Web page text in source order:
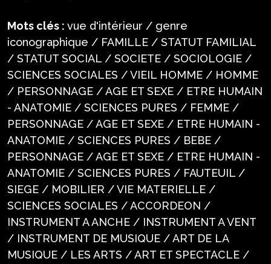
Mots clés : vue d'intérieur / genre
iconographique / FAMILLE / STATUT FAMILIAL
/ STATUT SOCIAL / SOCIETE / SOCIOLOGIE /
SCIENCES SOCIALES / VIEIL HOMME / HOMME
/ PERSONNAGE / AGE ET SEXE / ETRE HUMAIN
- ANATOMIE / SCIENCES PURES / FEMME /
PERSONNAGE / AGE ET SEXE / ETRE HUMAIN -
ANATOMIE / SCIENCES PURES / BEBE /
PERSONNAGE / AGE ET SEXE / ETRE HUMAIN -
ANATOMIE / SCIENCES PURES / FAUTEUIL /
SIEGE / MOBILIER / VIE MATERIELLE /
SCIENCES SOCIALES / ACCORDEON /
INSTRUMENT A ANCHE / INSTRUMENT A VENT
/ INSTRUMENT DE MUSIQUE / ART DE LA
MUSIQUE / LES ARTS / ART ET SPECTACLE /